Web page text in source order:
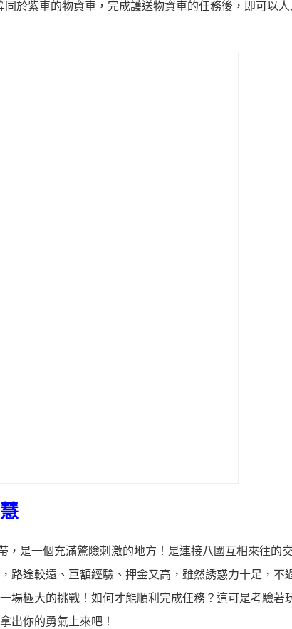
於紫車的物資車，完成護送物資車的任務後，即可以
是一個充滿驚險刺激的地方！是連接八國互相來往的
路途較遠、巨額經驗、押金又高，雖然誘惑力十足，不
場極大的挑戰！如何才能順利完成任務？這可是考驗著
出你的勇氣上來吧！